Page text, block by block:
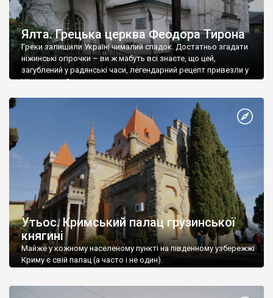
Ялта. Грецька церква Феодора Тирона
Греки залишили Україні чималий спадок. Достатньо згадати
ніжинські огірочки – ви ж мабуть всі знаєте, що цей,
загублений у радянські часи, легендарний рецепт привезли у
Ніжин греки?
Утьос. Кримський палац грузинської
княгині
Майже у кожному населеному пункті на південному узбережжі
Криму є свій палац (а часто і не один).